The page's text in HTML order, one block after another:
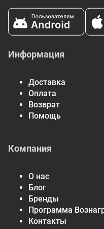
Информация
Доставка
Оплата
Возврат
Помощь
Компания
О нас
Блог
Бренды
Программа
Контакты